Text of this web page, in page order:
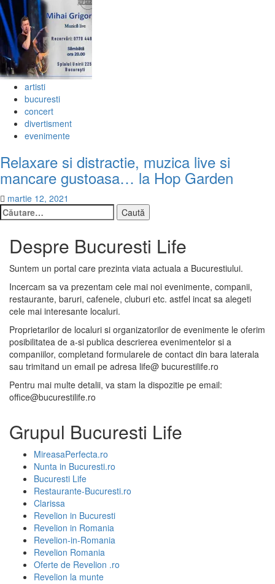
artisti
bucuresti
concert
divertisment
evenimente
Relaxare si distractie, muzica live si
mancare gustoasa… la Hop Garden
martie 12, 2021
Caută
după:
Despre Bucuresti Life
Suntem un portal care prezinta viata actuala a Bucurestiului.
Incercam sa va prezentam cele mai noi evenimente, companii,
restaurante, baruri, cafenele, cluburi etc. astfel incat sa alegeti
cele mai interesante localuri.
Proprietarilor de localuri si organizatorilor de evenimente le oferim
posibilitatea de a-si publica descrierea evenimentelor si a
companiilor, completand formularele de contact din bara laterala
sau trimitand un email pe adresa life@ bucurestilife.ro
Pentru mai multe detalii, va stam la dispozitie pe email:
office@bucurestilife.ro
Grupul Bucuresti Life
MireasaPerfecta.ro
Nunta in Bucuresti.ro
Bucuresti Life
Restaurante-Bucuresti.ro
Clarissa
Revelion in Bucuresti
Revelion in Romania
Revelion-in-Romania
Revelion Romania
Oferte de Revelion .ro
Revelion la munte